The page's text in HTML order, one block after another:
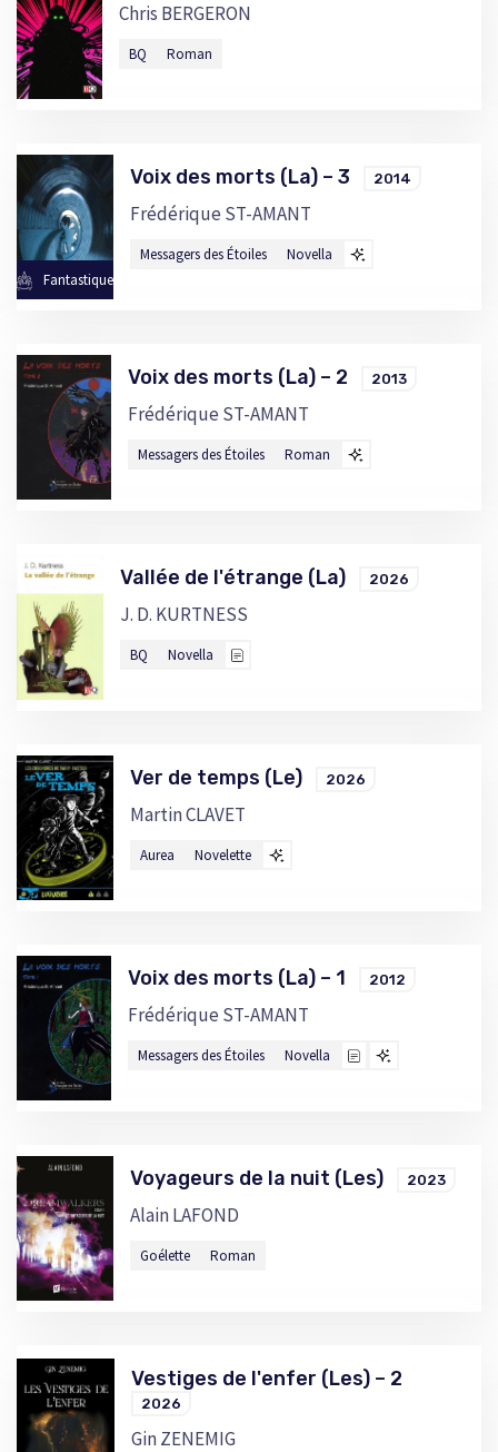
Chris BERGERON
BQ Roman
Fantastique
Voix des morts (La) – 3 2014
Frédérique ST-AMANT
Messagers des Étoiles Novella
Voix des morts (La) – 2 2013
Frédérique ST-AMANT
Messagers des Étoiles Roman
Vallée de l'étrange (La) 2026
J. D. KURTNESS
BQ Novella
Ver de temps (Le) 2026
Martin CLAVET
Aurea Novelette
Voix des morts (La) – 1 2012
Frédérique ST-AMANT
Messagers des Étoiles Novella
Voyageurs de la nuit (Les) 2023
Alain LAFOND
Goélette Roman
Vestiges de l'enfer (Les) – 2
2026
Gin ZENEMIG